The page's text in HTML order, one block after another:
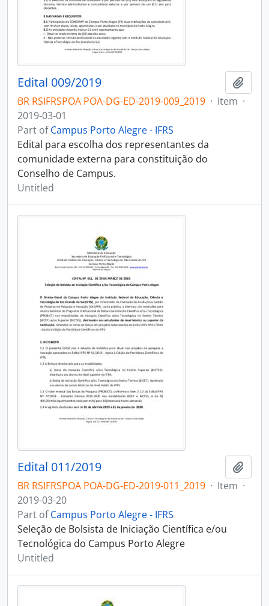
Edital 009/2019
BR RSIFRSPOA POA-DG-ED-2019-009_2019 · Item ·
2019-03-01
Part ofCampus Porto Alegre - IFRS
Edital para escolha dos representantes da
comunidade externa para constituição do
Conselho de Campus.
Untitled
Edital 011/2019
BR RSIFRSPOA POA-DG-ED-2019-011_2019 · Item ·
2019-03-20
Part ofCampus Porto Alegre - IFRS
Seleção de Bolsista de Iniciação Científica e/ou
Tecnológica do Campus Porto Alegre
Untitled